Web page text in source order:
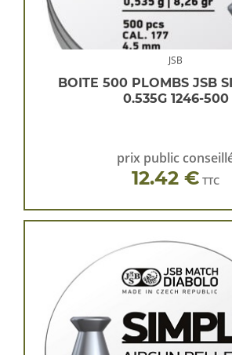
JSB
BOITE 500 PLOMBS JSB
0.535G 1246-500
prix public
12.42 € TTC